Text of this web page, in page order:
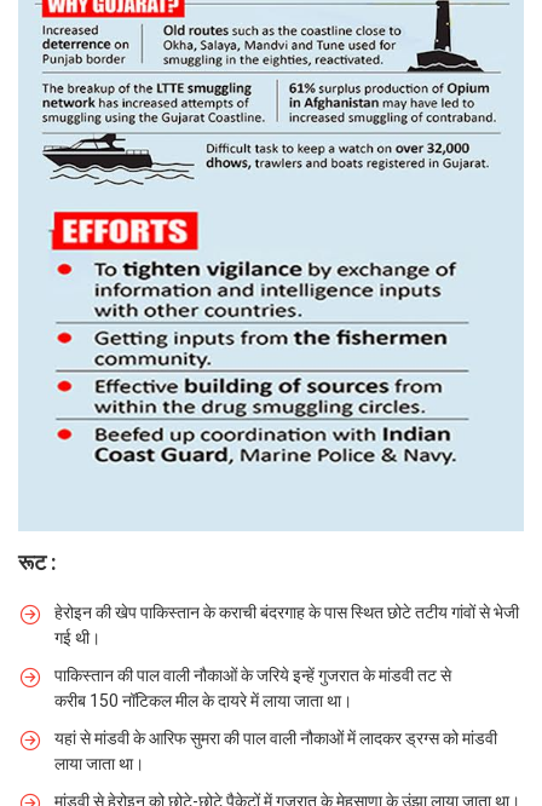
रूट :
हेरोइन की खेप पाकिस्तान के कराची बंदरगाह के पास स्थित छोटे तटीय गांवों से भेजी
गई थी।
पाकिस्तान की पाल वाली नौकाओं के जरिये इन्हें गुजरात के मांडवी तट से
करीब 150 नॉटिकल मील के दायरे में लाया जाता था।
यहां से मांडवी के आरिफ सुमरा की पाल वाली नौकाओं में लादकर ड्रग्स को मांडवी
लाया जाता था।
मांडवी से हेरोइन को छोटे-छोटे पैकेटों में गुजरात के मेहसाणा के उंझा लाया जाता था।